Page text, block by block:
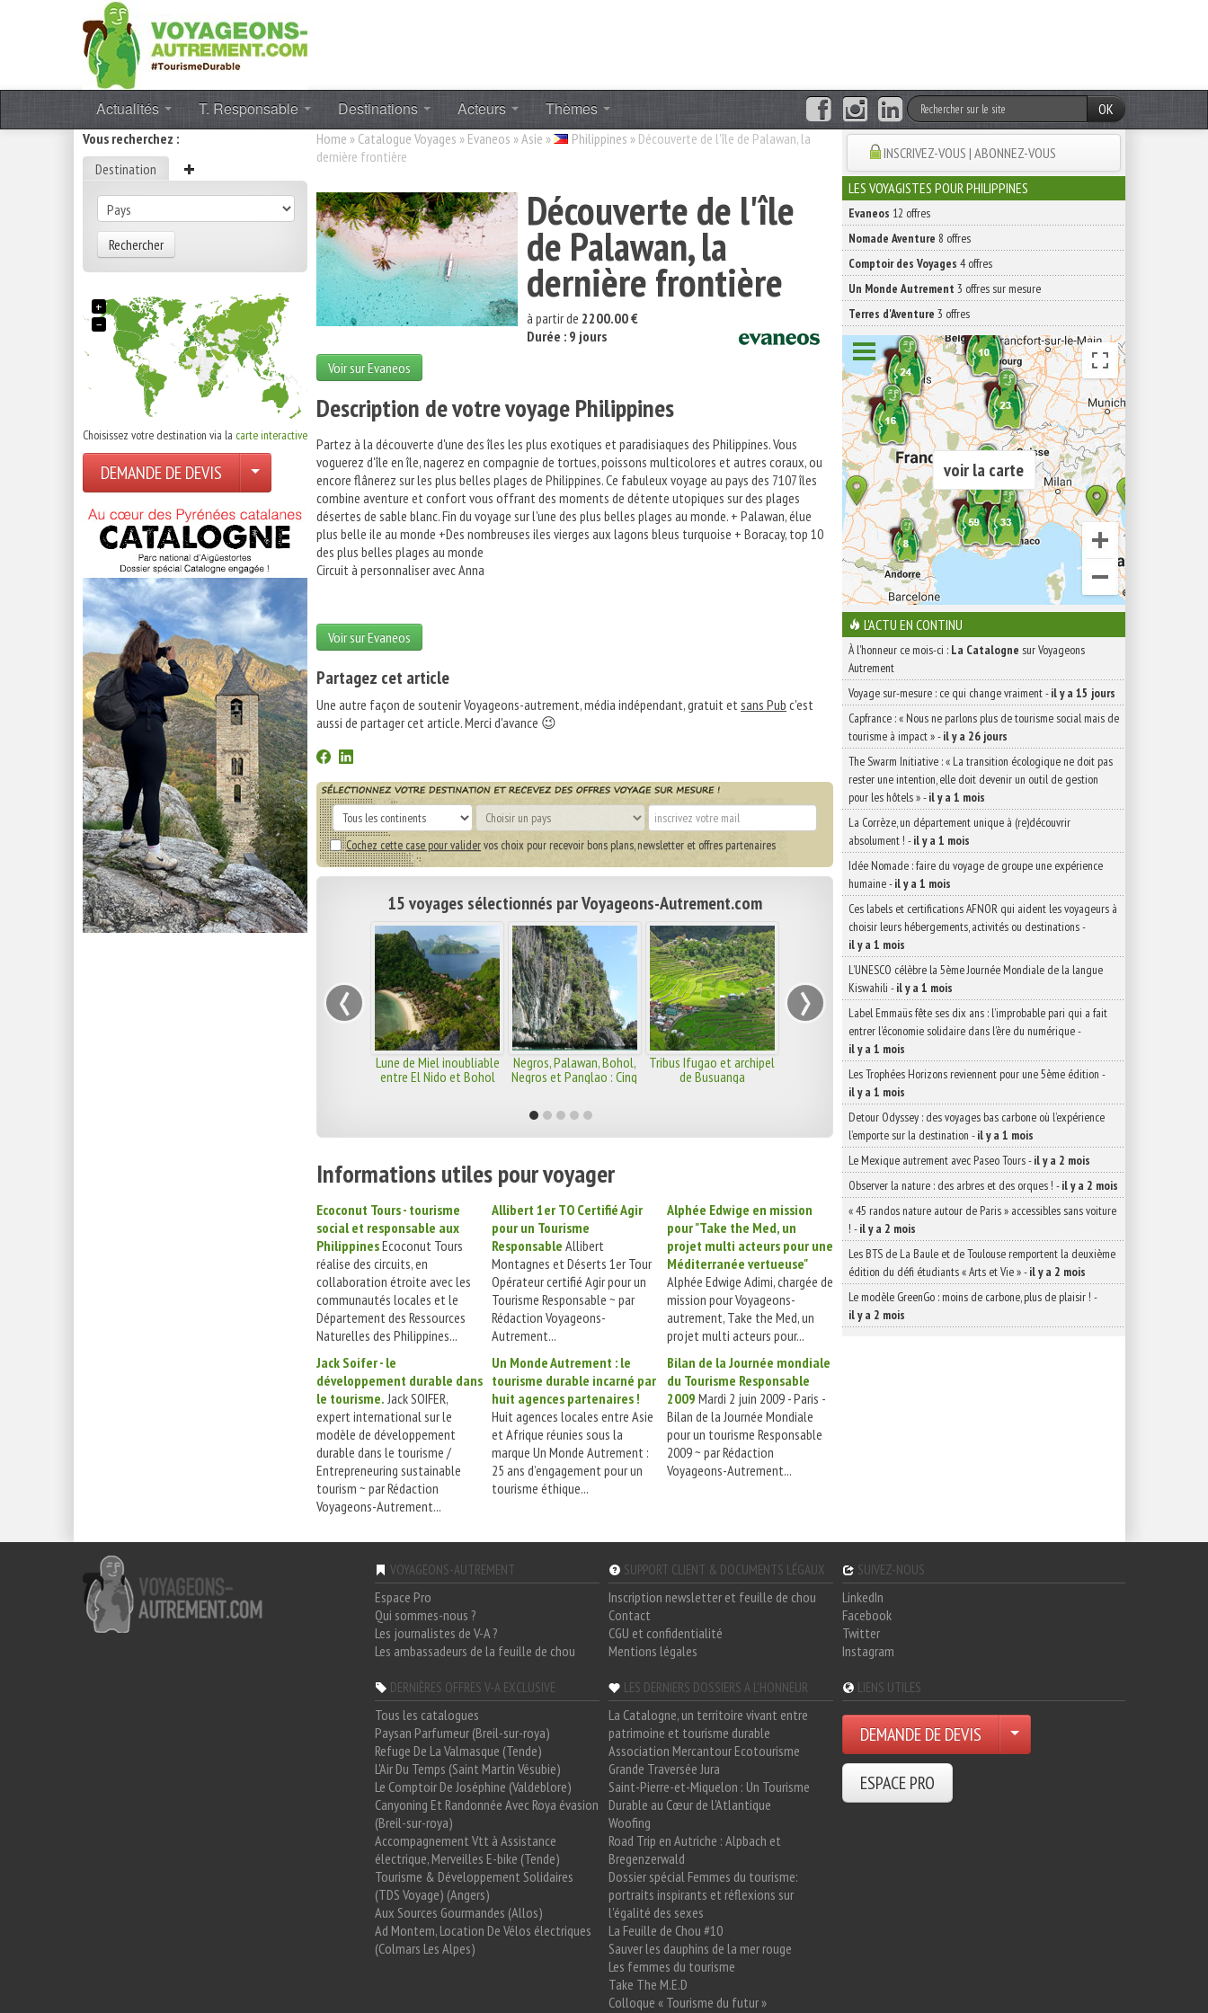
Actualités T. Responsable Destinations Acteurs Thèmes
OK
Vous recherchez :
Destination
Rechercher
+
−
Choisissez votre destination via la carte interactive
DEMANDE DE DEVIS
Home » Catalogue Voyages » Evaneos »Asie » Philippines » Découverte de l'île de Palawan, la
dernière frontière
Découverte de l'île
de Palawan, la
dernière frontière
à partir de 2200.00 €
Durée : 9 jours
Voir sur Evaneos
Description de votre voyage Philippines
Partez à la découverte d'une des îles les plus exotiques et paradisiaques des Philippines. Vous
voguerez d'île en île, nagerez en compagnie de tortues, poissons multicolores et autres coraux, ou
encore flânerez sur les plus belles plages de Philippines. Ce fabuleux voyage au pays des 7107 îles
combine aventure et confort vous offrant des moments de détente utopiques sur des plages
désertes de sable blanc. Fin du voyage sur l'une des plus belles plages au monde. + Palawan, élue
plus belle ile au monde +Des nombreuses iles vierges aux lagons bleus turquoise + Boracay, top 10
des plus belles plages au monde
Circuit à personnaliser avec Anna
Voir sur Evaneos
Partagez cet article
Une autre façon de soutenir Voyageons-autrement, média indépendant, gratuit etsans Pub c'est
aussi de partager cet article. Merci d'avance 😉
Cochez cette case pour validervos choix pour recevoir bons plans, newsletter et offres partenaires
15 voyages sélectionnés par Voyageons-Autrement.com
Lune de Miel inoubliable
entre El Nido et Bohol
Negros, Palawan, Bohol,
Negros et Panglao : Cinq
Tribus Ifugao et archipel
de Busuanga
‹ ›
Informations utiles pour voyager
Ecoconut Tours - tourisme
social et responsable aux
PhilippinesEcoconut Tours
réalise des circuits, en
collaboration étroite avec les
communautés locales et le
Département des Ressources
Naturelles des Philippines...
Allibert 1er TO Certifié Agir
pour un Tourisme
Responsable Allibert
Montagnes et Déserts 1er Tour
Opérateur certifié Agir pour un
Tourisme Responsable ~ par
Rédaction Voyageons-
Autrement...
Alphée Edwige en mission
pour "Take the Med, un
projet multi acteurs pour une
Méditerranée vertueuse"
Alphée Edwige Adimi, chargée de
mission pour Voyageons-
autrement, Take the Med, un
projet multi acteurs pour...
Jack Soifer - le
développement durable dans
le tourisme. Jack SOIFER,
expert international sur le
modèle de développement
durable dans le tourisme /
Entrepreneuring sustainable
tourism ~ par Rédaction
Voyageons-Autrement...
Un Monde Autrement : le
tourisme durable incarné par
huit agences partenaires !
Huit agences locales entre Asie
et Afrique réunies sous la
marque Un Monde Autrement :
25 ans d’engagement pour un
tourisme éthique...
Bilan de la Journée mondiale
du Tourisme Responsable
2009 Mardi 2 juin 2009 - Paris -
Bilan de la Journée Mondiale
pour un tourisme Responsable
2009 ~ par Rédaction
Voyageons-Autrement...
INSCRIVEZ-VOUS | ABONNEZ-VOUS
LES VOYAGISTES POUR PHILIPPINES
Evaneos 12 offres
Nomade Aventure 8 offres
Comptoir des Voyages 4 offres
Un Monde Autrement 3 offres sur mesure
Terres d'Aventure 3 offres
voir la carte
L'ACTU EN CONTINU
À l'honneur ce mois-ci : La Catalogne sur Voyageons
Autrement
Voyage sur-mesure : ce qui change vraiment-il y a 15 jours
Capfrance : « Nous ne parlons plus de tourisme social mais de
tourisme à impact »-il y a 26 jours
The Swarm Initiative : « La transition écologique ne doit pas
rester une intention, elle doit devenir un outil de gestion
pour les hôtels »-il y a 1 mois
La Corrèze, un département unique à (re)découvrir
absolument ! -il y a 1 mois
Idée Nomade : faire du voyage de groupe une expérience
humaine-il y a 1 mois
Ces labels et certifications AFNOR qui aident les voyageurs à
choisir leurs hébergements, activités ou destinations-
il y a 1 mois
L’UNESCO célèbre la 5ème Journée Mondiale de la langue
Kiswahili -il y a 1 mois
Label Emmaüs fête ses dix ans : l’improbable pari qui a fait
entrer l’économie solidaire dans l’ère du numérique-
il y a 1 mois
Les Trophées Horizons reviennent pour une 5ème édition -
il y a 1 mois
Detour Odyssey : des voyages bas carbone où l’expérience
l’emporte sur la destination -il y a 1 mois
Le Mexique autrement avec Paseo Tours-il y a 2 mois
Observer la nature : des arbres et des orques ! -il y a 2 mois
« 45 randos nature autour de Paris » accessibles sans voiture
! -il y a 2 mois
Les BTS de La Baule et de Toulouse remportent la deuxième
édition du défi étudiants « Arts et Vie »-il y a 2 mois
Le modèle GreenGo : moins de carbone, plus de plaisir ! -
il y a 2 mois
VOYAGEONS-AUTREMENT
Espace Pro
Qui sommes-nous ?
Les journalistes de V-A ?
Les ambassadeurs de la feuille de chou
SUPPORT CLIENT & DOCUMENTS LÉGAUX
Inscription newsletter et feuille de chou
Contact
CGU et confidentialité
Mentions légales
SUIVEZ-NOUS
LinkedIn
Facebook
Twitter
Instagram
DERNIÈRES OFFRES V-A EXCLUSIVE
Tous les catalogues
Paysan Parfumeur (Breil-sur-roya)
Refuge De La Valmasque (Tende)
L'Air Du Temps (Saint Martin Vésubie)
Le Comptoir De Joséphine (Valdeblore)
Canyoning Et Randonnée Avec Roya évasion
(Breil-sur-roya)
Accompagnement Vtt à Assistance
électrique, Merveilles E-bike (Tende)
Tourisme & Développement Solidaires
(TDS Voyage) (Angers)
Aux Sources Gourmandes (Allos)
Ad Montem, Location De Vélos électriques
(Colmars Les Alpes)
LES DERNIERS DOSSIERS A L'HONNEUR
La Catalogne, un territoire vivant entre
patrimoine et tourisme durable
Association Mercantour Ecotourisme
Grande Traversée Jura
Saint-Pierre-et-Miquelon : Un Tourisme
Durable au Cœur de l'Atlantique
Woofing
Road Trip en Autriche : Alpbach et
Bregenzerwald
Dossier spécial Femmes du tourisme:
portraits inspirants et réflexions sur
l'égalité des sexes
La Feuille de Chou #10
Sauver les dauphins de la mer rouge
Les femmes du tourisme
Take The M.E.D
Colloque « Tourisme du futur »
LIENS UTILES
DEMANDE DE DEVIS
ESPACE PRO